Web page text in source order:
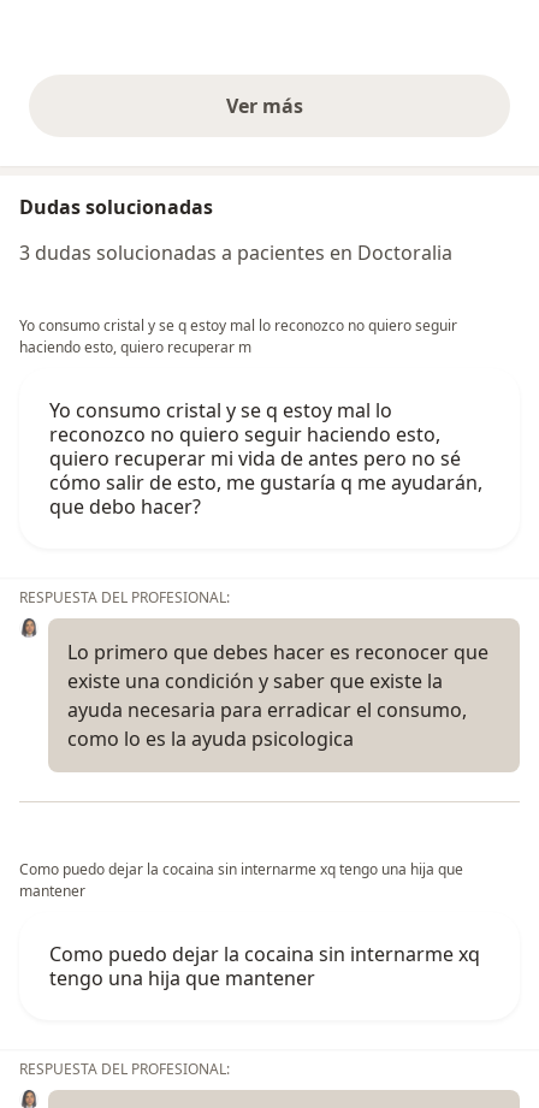
Ver másopiniones anteriores
Dudas solucionadas
3 dudas solucionadas a pacientes en Doctoralia
Yo consumo cristal y se q estoy mal lo reconozco no quiero seguir
haciendo esto, quiero recuperar m
Yo consumo cristal y se q estoy mal lo
reconozco no quiero seguir haciendo esto,
quiero recuperar mi vida de antes pero no sé
cómo salir de esto, me gustaría q me ayudarán,
que debo hacer?
RESPUESTA DEL PROFESIONAL:
Lo primero que debes hacer es reconocer que
existe una condición y saber que existe la
ayuda necesaria para erradicar el consumo,
como lo es la ayuda psicologica
Como puedo dejar la cocaina sin internarme xq tengo una hija que
mantener
Como puedo dejar la cocaina sin internarme xq
tengo una hija que mantener
RESPUESTA DEL PROFESIONAL: